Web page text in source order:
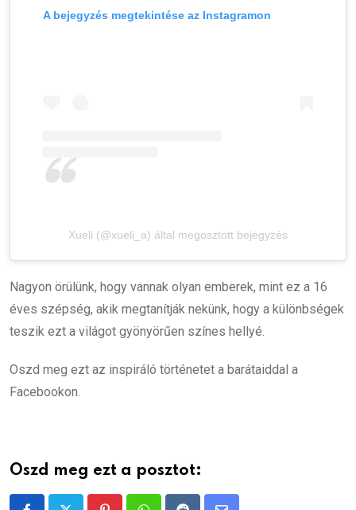
A bejegyzés megtekintése az Instagramon
Xueli (@xueli_a) által megosztott bejegyzés
Nagyon örülünk, hogy vannak olyan emberek, mint ez a 16
éves szépség, akik megtanítják nekünk, hogy a különbségek
teszik ezt a világot gyönyörűen színes hellyé.
Oszd meg ezt az inspiráló történetet a barátaiddal a
Facebookon.
Oszd meg ezt a posztot: